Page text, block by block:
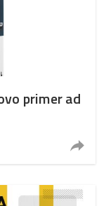
primer ad